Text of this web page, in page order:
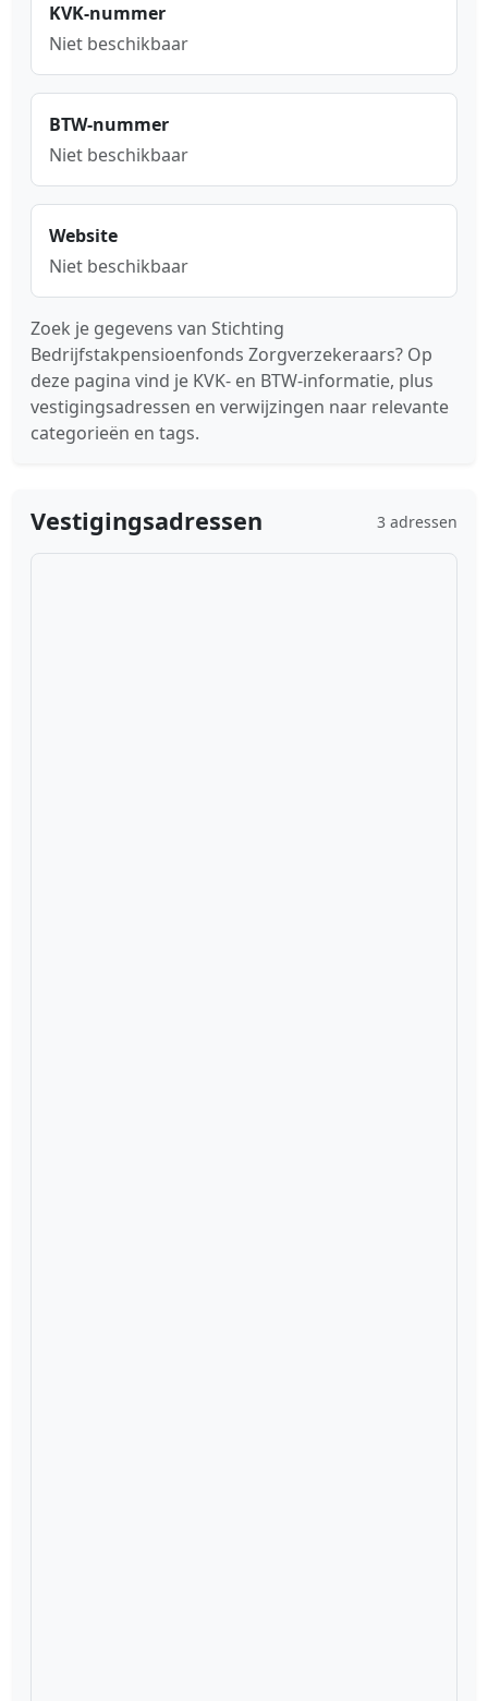
KVK-nummer
Niet beschikbaar
BTW-nummer
Niet beschikbaar
Website
Niet beschikbaar
Zoek je gegevens van Stichting
Bedrijfstakpensioenfonds Zorgverzekeraars? Op
deze pagina vind je KVK- en BTW-informatie, plus
vestigingsadressen en verwijzingen naar relevante
categorieën en tags.
Vestigingsadressen 3 adressen